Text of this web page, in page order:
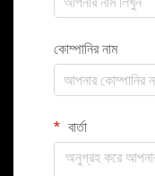
কোম্পানির নাম
বার্তা